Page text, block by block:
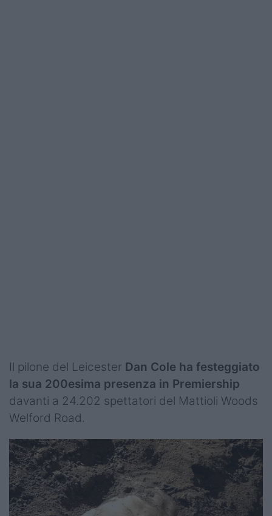
Il pilone del Leicester Dan Cole ha festeggiato
la sua 200esima presenza in Premiership
davanti a 24.202 spettatori del Mattioli Woods
Welford Road.